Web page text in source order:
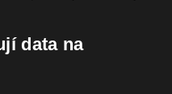
data na